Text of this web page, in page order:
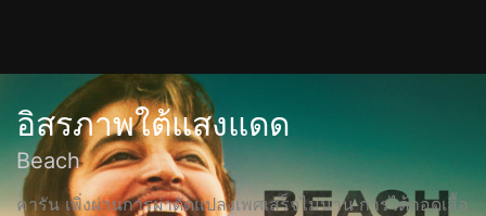
อิสรภาพใต้แสงแดด
Beach
คารัน เพิ่งผ่านการผ่าตัดแปลงเพศเสร็จไม่นาน การได้ถอดเสื้อ